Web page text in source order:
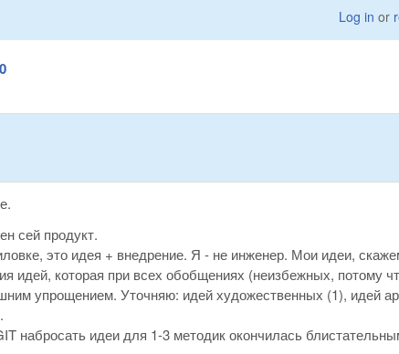
Log in or
сей продукт.
это идея + внедрение. Я - не инженер. Мои идеи,
идей, которая при всех обобщениях (неизбежных, потому
упрощением. Уточняю: идей художественных (1), идей
набросать идеи для 1-3 методик окончилась